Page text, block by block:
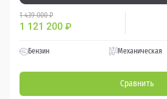
1 439 000 ₽
1 121 200 ₽
Бензин Механическая
Сравнить